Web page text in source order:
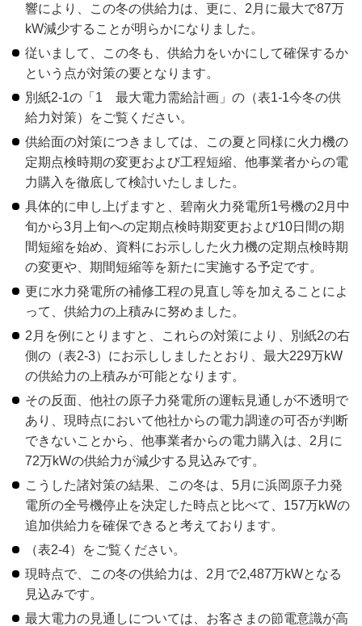
響により、この冬の供給力は、更に、2月に最大で87万
kW減少することが明らかになりました。
従いまして、この冬も、供給力をいかにして確保するか
という点が対策の要となります。
別紙2-1の「1 最大電力需給計画」の（表1-1今冬の供
給力対策）をご覧ください。
供給面の対策につきましては、この夏と同様に火力機の
定期点検時期の変更および工程短縮、他事業者からの電
力購入を徹底して検討いたしました。
具体的に申し上げますと、碧南火力発電所1号機の2月中
旬から3月上旬への定期点検時期変更および10日間の期
間短縮を始め、資料にお示しした火力機の定期点検時期
の変更や、期間短縮等を新たに実施する予定です。
更に水力発電所の補修工程の見直し等を加えることによ
って、供給力の上積みに努めました。
2月を例にとりますと、これらの対策により、別紙2の右
側の（表2-3）にお示ししましたとおり、最大229万kW
の供給力の上積みが可能となります。
その反面、他社の原子力発電所の運転見通しが不透明で
あり、現時点において他社からの電力調達の可否が判断
できないことから、他事業者からの電力購入は、2月に
72万kWの供給力が減少する見込みです。
こうした諸対策の結果、この冬は、5月に浜岡原子力発
電所の全号機停止を決定した時点と比べて、157万kWの
追加供給力を確保できると考えております。
（表2-4）をご覧ください。
現時点で、この冬の供給力は、2月で2,487万kWとなる
見込みです。
最大電力の見通しについては、お客さまの節電意識が高